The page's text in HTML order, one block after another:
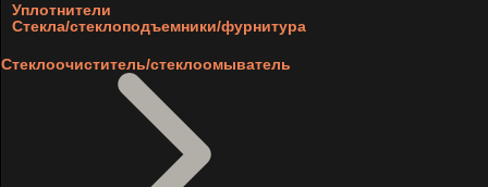
Уплотнители
Стекла/стеклоподъемники/фурнитура
Стеклоочиститель/стеклоомыватель